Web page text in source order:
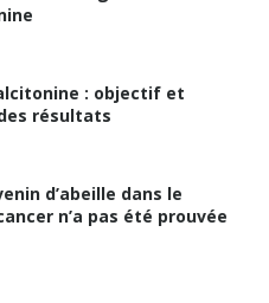
: objectif et
résultats
d’abeille dans le
n’a pas été prouvée